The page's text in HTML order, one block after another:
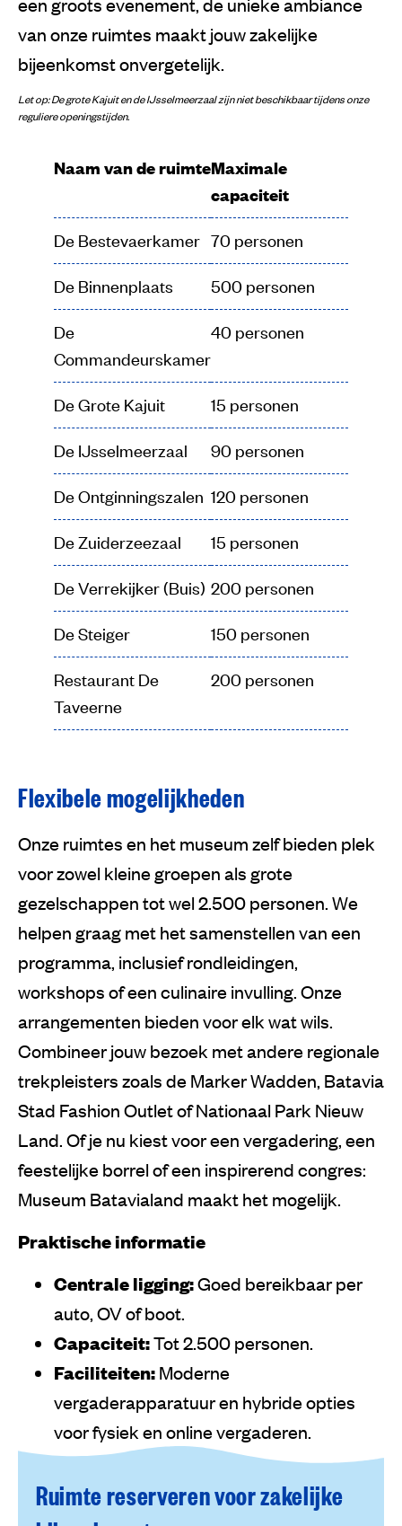
van onze ruimtes maakt jouw zakelijke
bijeenkomst onvergetelijk.
Let op: De grote Kajuit en de IJsselmeerzaal zijn niet beschikbaar tijdens onze
reguliere openingstijden.
Naam van de ruimteMaximale
capaciteit
De Bestevaerkamer 70 personen
De Binnenplaats 500 personen
De
Commandeurskamer
40 personen
De Grote Kajuit 15 personen
De IJsselmeerzaal 90 personen
De Ontginningszalen 120 personen
De Zuiderzeezaal 15 personen
De Verrekijker (Buis) 200 personen
De Steiger 150 personen
Restaurant De
Taveerne
200 personen
Maximale capaciteit 15 personen
Maximale capaciteit 30 personen
Maximale capaciteit 40 personen
Maximale capaciteit 90 personen
Maximale capaciteit 70 personen
Maximale capaciteit 120 personen
Flexibele mogelijkheden
Onze ruimtes en het museum zelf bieden plek
voor zowel kleine groepen als grote
gezelschappen tot wel 2.500 personen. We
helpen graag met het samenstellen van een
programma, inclusief rondleidingen,
workshops of een culinaire invulling. Onze
arrangementen bieden voor elk wat wils.
Combineer jouw bezoek met andere regionale
trekpleisters zoals de Marker Wadden, Batavia
Stad Fashion Outlet of Nationaal Park Nieuw
Land. Of je nu kiest voor een vergadering, een
feestelijke borrel of een inspirerend congres:
Museum Batavialand maakt het mogelijk.
Praktische informatie
Centrale ligging:Goed bereikbaar per
auto, OV of boot.
Capaciteit:Tot 2.500 personen.
Faciliteiten:Moderne
vergaderapparatuur en hybride opties
voor fysiek en online vergaderen.
Ruimte reserveren voor zakelijke